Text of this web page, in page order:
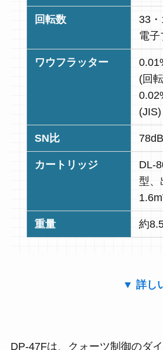
回転数
33・
電子
ワウフラッター
(回
(JIS)
SN比
カートリッジ
DL-
型、
重量 約
▼ 詳し
DP-47Fは、クォーツ制御のダ